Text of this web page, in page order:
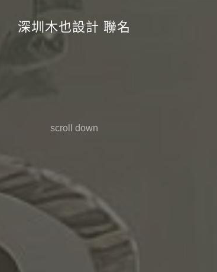
深圳木也設計 聯名
scroll down